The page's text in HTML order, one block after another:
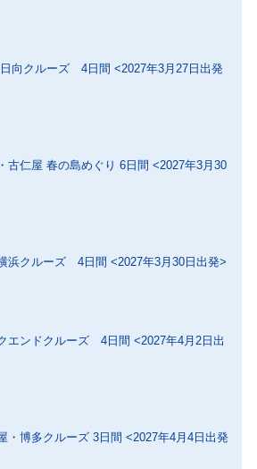
向クルーズ 4日間 <2027年3月27日出発
古仁屋 春の島めぐり 6日間 <2027年3月30
浜クルーズ 4日間 <2027年3月30日出発>
エンドクルーズ 4日間 <2027年4月2日出
・博多クルーズ 3日間 <2027年4月4日出発